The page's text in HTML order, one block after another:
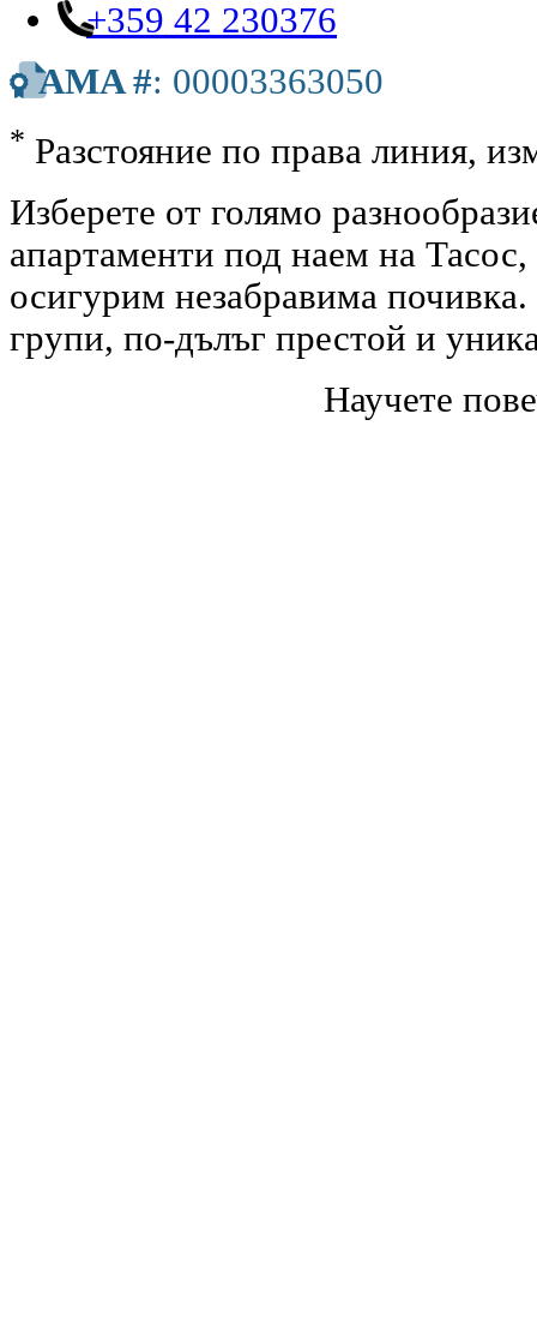
+359 42 230376
AMA #: 00003363050
* Разстояние по права линия,
Изберете от голямо
апартаменти под наем на
осигурим незабравима
групи, по-дълъг престой и
Научете